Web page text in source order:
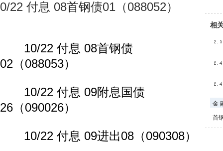
相
金
首
0/22 付息 08首钢债01（088052）
10/22 付息 08首钢债
02（088053）
10/22 付息 09附息国债
26（090026）
10/22 付息 09进出08（090308）